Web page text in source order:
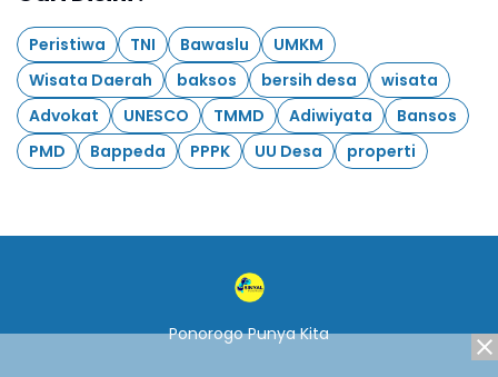
Peristiwa TNI Bawaslu
UMKM
Wisata Daerah
baksos bersih desa
wisata
Advokat
UNESCO TMMD Adiwiyata
Bansos
PMD
Bappeda PPPK UU Desa properti
Ponorogo Punya Kita